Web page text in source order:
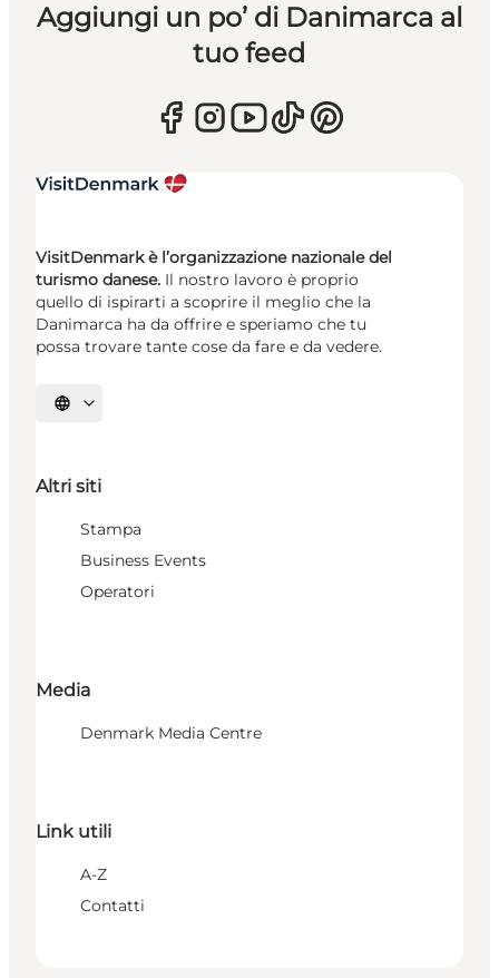
Aggiungi un po’ di Danimarca al
tuo feed
VisitDenmark è l’organizzazione nazionale del
turismo danese. Il nostro lavoro è proprio
quello di ispirarti a scoprire il meglio che la
Danimarca ha da offrire e speriamo che tu
possa trovare tante cose da fare e da vedere.
Seleziona la lingua
Altri siti
Stampa
Business Events
Operatori
Media
Denmark Media Centre
Link utili
A-Z
Contatti